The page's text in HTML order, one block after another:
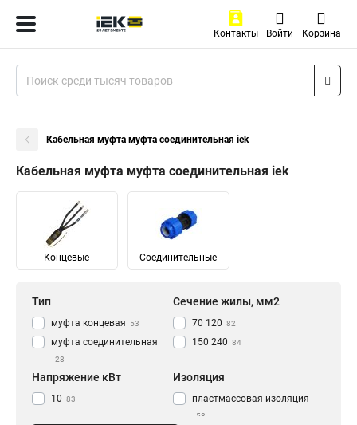
Контакты Войти Корзина
Кабельная муфта муфта соединительная iek
Кабельная муфта муфта соединительная iek
Концевые Соединительные
Тип
муфта концевая 53
муфта соединительная
28
Сечение жилы, мм2
70 120 82
150 240 84
Напряжение кВт
10 83
Изоляция
пластмассовая изоляция
58